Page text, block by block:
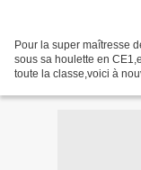
Pour la super maîtresse
sous sa houlette en
toute la classe,voici à